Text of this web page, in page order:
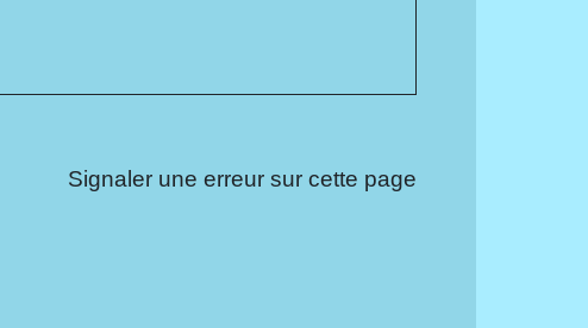
Signaler une erreur sur cette page